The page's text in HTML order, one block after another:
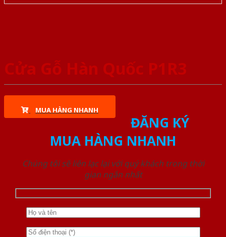
Cửa Gỗ Hàn Quốc P1R3
MUA HÀNG NHANH
ĐĂNG KÝ
MUA HÀNG NHANH
Chúng tôi sẽ liên lạc lại với quý khách trong thời
gian ngắn nhất